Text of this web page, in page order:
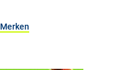
Merken